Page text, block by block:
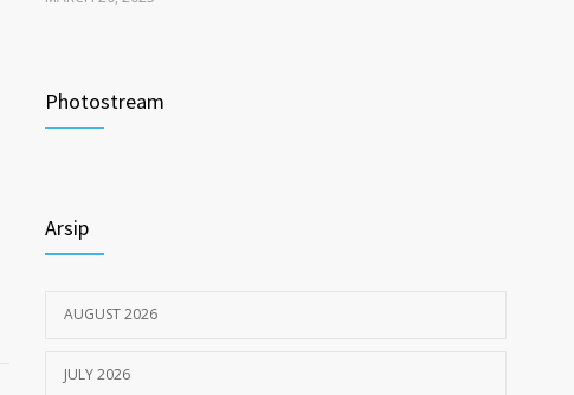
JULY 18, 2024
Photostream
Arsip
AUGUST 2026
JULY 2026